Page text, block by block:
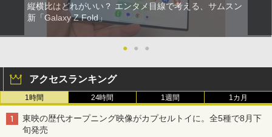
縦横比はどれがいい？ エンタメ目線で考える、サムスン
新「Galaxy Z Fold」
● ● ●
アクセスランキング
1時間 24時間 1週間 1カ月
東映の歴代オープニング映像がカプセルトイに。全5種で8月下
旬発売